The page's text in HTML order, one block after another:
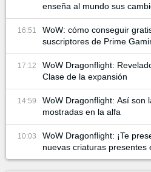
enseña al mundo sus
16:51
WoW: cómo conseguir
suscriptores de Prime
17:12
WoW Dragonflight:
Clase de la expansión
14:59
WoW Dragonflight: Así son
mostradas en la alfa
10:03
WoW Dragonflight: ¡Te
nuevas criaturas presentes